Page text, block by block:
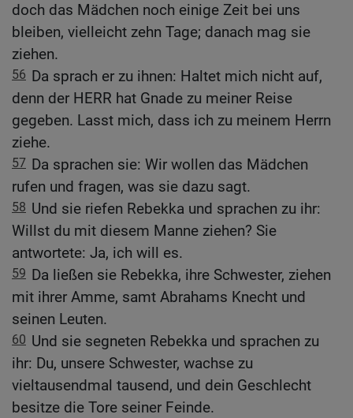
doch das Mädchen noch einige Zeit bei uns
bleiben, vielleicht zehn Tage; danach mag sie
ziehen.
56 Da sprach er zu ihnen: Haltet mich nicht auf,
denn der HERR hat Gnade zu meiner Reise
gegeben. Lasst mich, dass ich zu meinem Herrn
ziehe.
57 Da sprachen sie: Wir wollen das Mädchen
rufen und fragen, was sie dazu sagt.
58 Und sie riefen Rebekka und sprachen zu ihr:
Willst du mit diesem Manne ziehen? Sie
antwortete: Ja, ich will es.
59 Da ließen sie Rebekka, ihre Schwester, ziehen
mit ihrer Amme, samt Abrahams Knecht und
seinen Leuten.
60 Und sie segneten Rebekka und sprachen zu
ihr: Du, unsere Schwester, wachse zu
vieltausendmal tausend, und dein Geschlecht
besitze die Tore seiner Feinde.